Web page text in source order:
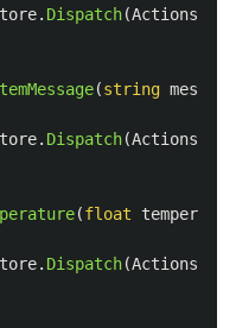
. Dispatch(Actions
(string message
. Dispatch(Actions
(float
. Dispatch(Actions